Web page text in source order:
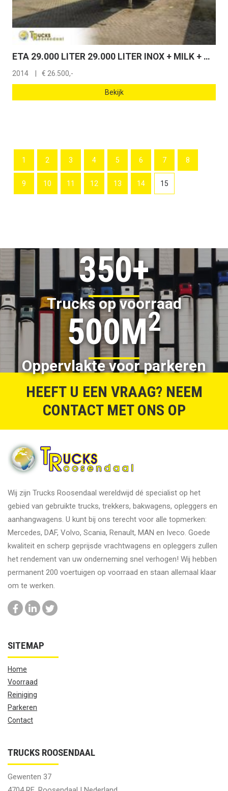
ETA 29.000 LITER 29.000 LITER INOX + MILK + WATER
2014 € 26.500,-
Bekijk
1 2 3 4 5 6 7 8
9 10 11 12 13 14 15
350+
Trucks op voorraad
500M2
Oppervlakte voor parkeren
HEEFT U EEN VRAAG? NEEM
CONTACT MET ONS OP
Wij zijn Trucks Roosendaal wereldwijd dé specialist op het
gebied van gebruikte trucks, trekkers, bakwagens, opleggers en
aanhangwagens. U kunt bij ons terecht voor alle topmerken:
Mercedes, DAF, Volvo, Scania, Renault, MAN en Iveco. Goede
kwaliteit en scherp geprijsde vrachtwagens en opleggers zullen
het rendement van uw onderneming snel verhogen! Wij hebben
permanent 200 voertuigen op voorraad en staan allemaal klaar
om te werken.
SITEMAP
Home
Voorraad
Reiniging
Parkeren
Contact
TRUCKS ROOSENDAAL
Gewenten 37